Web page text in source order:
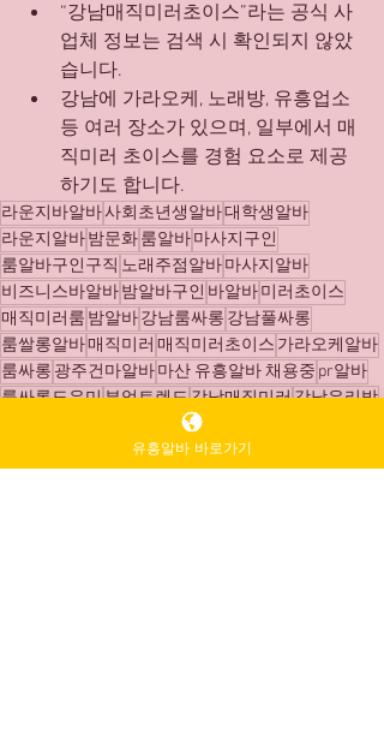
“강남매직미러초이스”라는 공식 사
업체 정보는 검색 시 확인되지 않았
습니다.
강남에 가라오케, 노래방, 유흥업소
등 여러 장소가 있으며, 일부에서 매
직미러 초이스를 경험 요소로 제공
하기도 합니다.
라운지바알바사회초년생알바대학생알바
라운지알바밤문화룸알바마사지구인
룸알바구인구직 노래주점알바마사지알바
비즈니스바알바밤알바구인 바알바미러초이스
매직미러룸 밤알바강남룸싸롱 강남풀싸롱
룸쌀롱알바매직미러 매직미러초이스 가라오케알바
룸싸롱 광주건마알바마산 유흥알바 채용중 pr알바
룸싸롱도우미부엄트렌드강남매직미러강남유리방
유흥알바 바로가기